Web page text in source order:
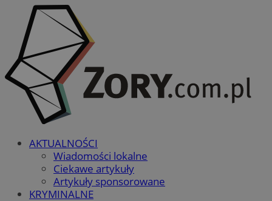
AKTUALNOŚCI
Wiadomości lokalne
Ciekawe artykuły
Artykuły sponsorowane
KRYMINALNE